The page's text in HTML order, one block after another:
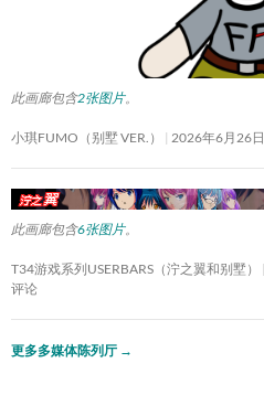
此画廊包含2张图片。
小琪FUMO（别墅 VER.） 2026年6月26日
此画廊包含6张图片。
T34游戏系列USERBARS（泞之翼和别墅）
评论
更多多媒体陈列厅 →